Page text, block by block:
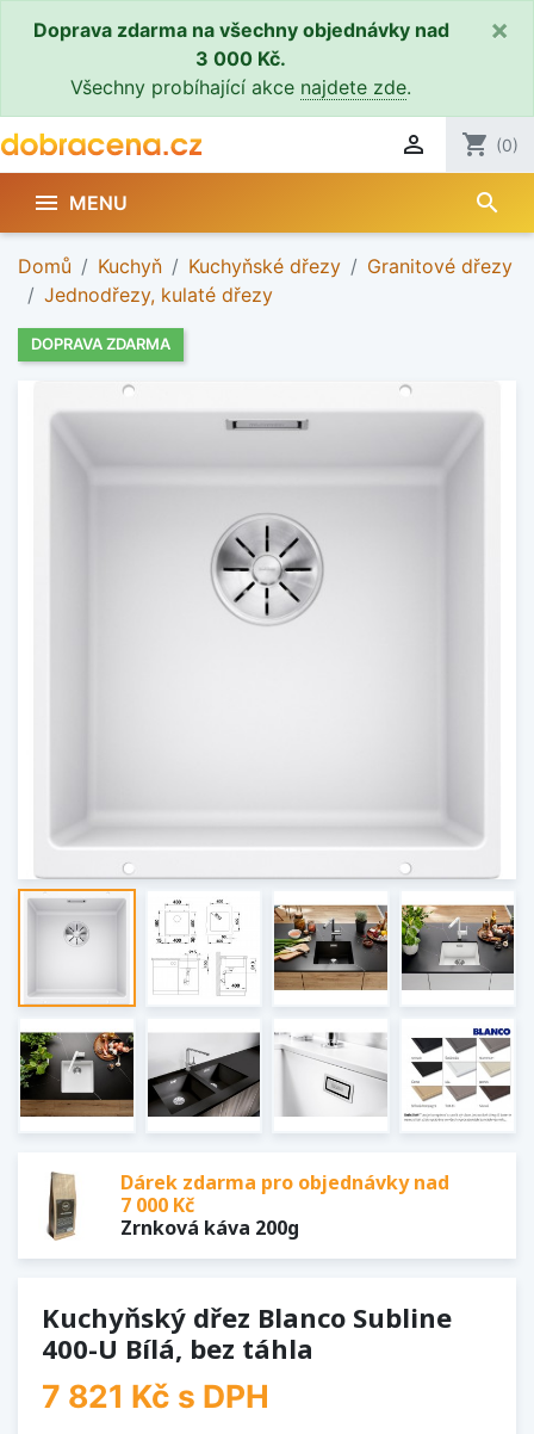
Doprava zdarma na všechny objednávky nad
3 000 Kč.
Všechny probíhající akce najdete zde.
×
 shopping_cart (0)
 MENU search
Domů Kuchyň Kuchyňské dřezy
Granitové dřezy
Jednodřezy, kulaté dřezy
DOPRAVA ZDARMA
Dárek zdarma pro objednávky nad
7 000 Kč
Zrnková káva 200g
Kuchyňský dřez Blanco Subline
400-U Bílá, bez táhla
7 821 Kč s DPH